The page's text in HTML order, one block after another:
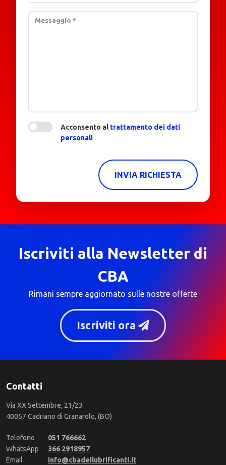
Messaggio *
Acconsento altrattamento dei dati
personali
INVIA RICHIESTA
Iscriviti alla Newsletter di
CBA
Rimani sempre aggiornato sulle nostre offerte
Iscriviti ora
Contatti
Via XX Settembre, 21/23
40057 Cadriano di Granarolo, (BO)
Telefono
051 766662
WhatsApp
366 2918957
Email
info@cbadeilubrificanti.it